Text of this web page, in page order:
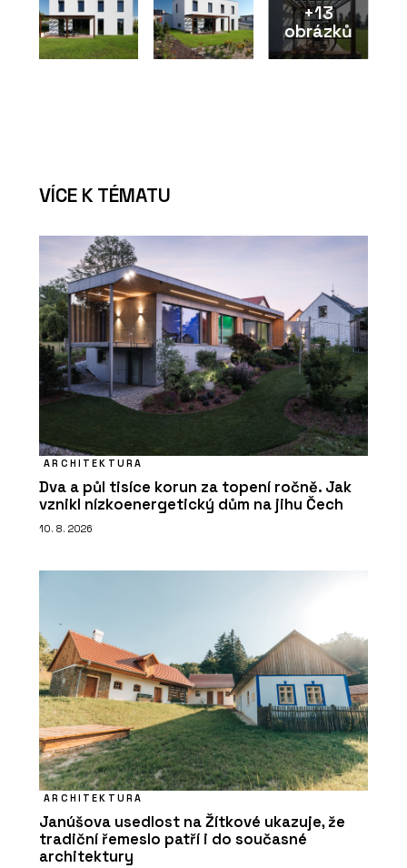
+13
obrázků
VÍCE K TÉMATU
ARCHITEKTURA
Dva a půl tisíce korun za topení ročně. Jak
vznikl nízkoenergetický dům na jihu Čech
10. 8. 2026
ARCHITEKTURA
Janúšova usedlost na Žítkové ukazuje, že
tradiční řemeslo patří i do současné
architektury